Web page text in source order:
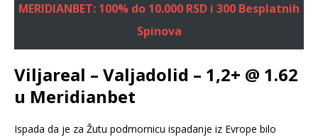
MERIDIANBET: 100% do 10.000 RSD i 300 Besplatnih
Spinova
Viljareal – Valjadolid – 1,2+ @ 1.62
u Meridianbet
Ispada da je za Žutu podmornicu ispadanje iz Evrope bilo